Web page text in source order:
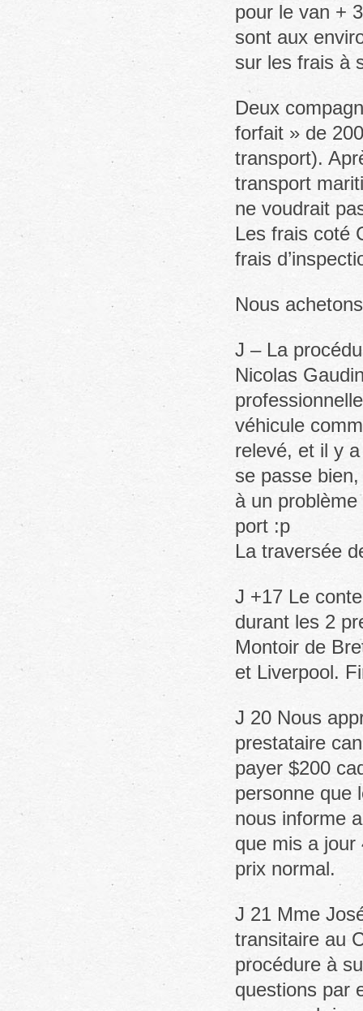
pour le van +
sont aux
sur les frais à
Deux
forfait » de
transport).
transport
ne voudrait
Les frais coté
frais
Nous
J – La
Nicolas
véhicule
relevé, et il y
se passe
à un
port :p
La traversée
J +17 Le
durant les 2
Montoir de
et Liverpool.
J 20 Nous
prestataire
payer $200
personne que
nous informe
que mis a jour
prix normal.
J 21 Mme
transitaire au
procédure à
questions par